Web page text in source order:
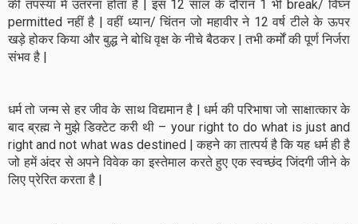
की तपस्या में उतरना होता है | इस 12 साल के दौरान 1 भी break/ विघ्न
permitted नहीं है | वहीं ध्यान/ चिंतन जो महावीर ने 12 वर्ष टीले के ऊपर
खड़े होकर किया और बुद्ध ने बोधि वृक्ष के नीचे बैठकर | तभी कर्मों की पूर्ण निर्जरा
संभव है |
धर्म तो जन्म से हर जीव के साथ विद्यमान है | धर्म की परिभाषा जो साक्षात्कार के
बाद ब्रह्म ने मुझे डिक्टेट करी थी – your right to do what is just and
right and not what was destined | कहने का तात्पर्य है कि यह धर्म ही है
जो हमें अंदर से अपने विवेक का इस्तेमाल करते हुए एक स्वच्छंद जिंदगी जीने के
लिए प्रेरित करता है |